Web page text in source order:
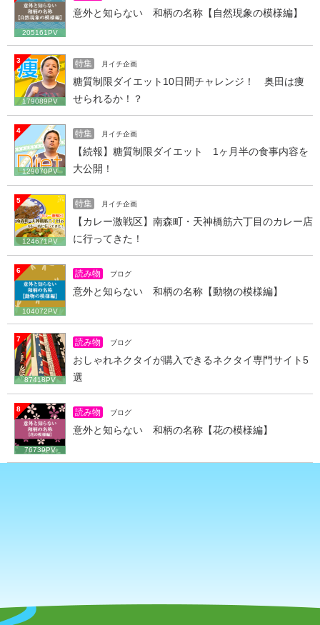
205161PV
意外と知らない 和柄の名称【自然現象の模様編】
3
179089PV
特集 月イチ企画
糖質制限ダイエット10日間チャレンジ！ 奥田は痩
せられるか！？
4
129070PV
特集 月イチ企画
【続報】糖質制限ダイエット 1ヶ月半の食事内容を
大公開！
5
124671PV
特集 月イチ企画
【カレー激戦区】南森町・天神橋筋六丁目のカレー店
に行ってきた！
6
104072PV
読み物 ブログ
意外と知らない 和柄の名称【動物の模様編】
7
87418PV
読み物 ブログ
おしゃれネクタイが購入できるネクタイ専門サイト5
選
8
76739PV
読み物 ブログ
意外と知らない 和柄の名称【花の模様編】